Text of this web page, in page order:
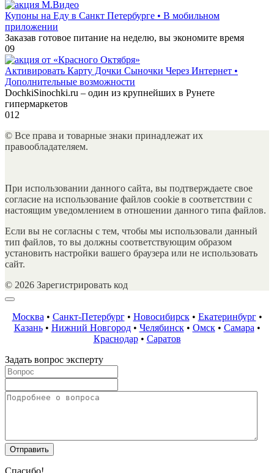
Купоны на Еду в Санкт Петербурге • В мобильном
приложении
Заказав готовое питание на неделю, вы экономите время
09
Активировать Карту Дочки Сыночки Через Интернет •
Дополнительные возможности
DochkiSinochki.ru – один из крупнейших в Рунете
гипермаркетов
012
© Все права и товарные знаки принадлежат их
правообладателяем.
При использовании данного сайта, вы подтверждаете свое
согласие на использование файлов cookie в соответствии с
настоящим уведомлением в отношении данного типа файлов.
Если вы не согласны с тем, чтобы мы использовали данный
тип файлов, то вы должны соответствующим образом
установить настройки вашего браузера или не использовать
сайт.
© 2026 Зарегистрировать код
Москва • Санкт-Петербург• Новосибирск• Екатеринбург•
Казань• Нижний Новгород• Челябинск• Омск• Самара •
Краснодар• Саратов
Задать вопрос эксперту